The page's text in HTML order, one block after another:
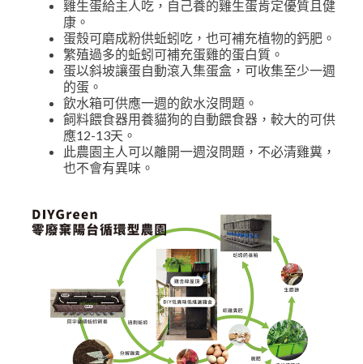
雞生蛋給主人吃，自己養的雞生蛋肯定優質且健
康。
蛋殼可磨成粉供蚯蚓吃，也可補充植物的鈣肥。
繁殖過多的蚯蚓可補充蛋雞的蛋白質。
蛋以斜坡讓蛋自動滾入集蛋盒，可收集至少一週
的蛋。
飲水箱可供應一週的飲水沒問題。
飼料餵食器用養貓狗的自動餵食器，較大的可供
應12-13天。
此農園主人可以離開一週沒問題，不必清雞糞，
也不會有異味。